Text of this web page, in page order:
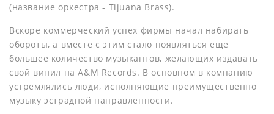
(название оркестра - Tijuana Brass).
Вскоре коммерческий успех фирмы начал набирать
обороты, а вместе с этим стало появляться еще
большее количество музыкантов, желающих издавать
свой винил на A&M Records. В основном в компанию
устремлялись люди, исполняющие преимущественно
музыку эстрадной направленности.